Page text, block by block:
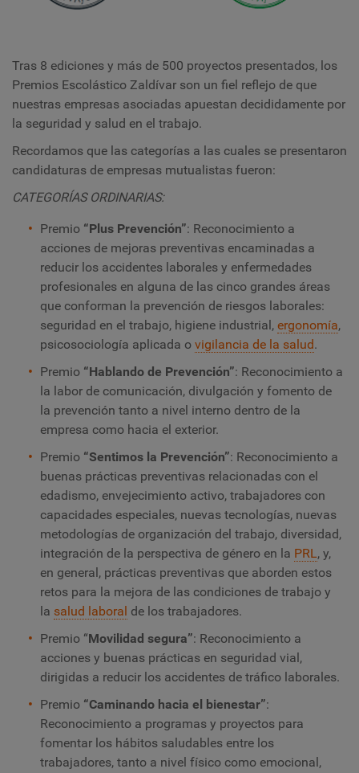
Tras 8 ediciones y más de 500 proyectos presentados, los
Premios Escolástico Zaldívar son un fiel reflejo de que
nuestras empresas asociadas apuestan decididamente por
la seguridad y salud en el trabajo.
Recordamos que las categorías a las cuales se presentaron
candidaturas de empresas mutualistas fueron:
CATEGORÍAS ORDINARIAS:
Premio “Plus Prevención”: Reconocimiento a
acciones de mejoras preventivas encaminadas a
reducir los accidentes laborales y enfermedades
profesionales en alguna de las cinco grandes áreas
que conforman la prevención de riesgos laborales:
seguridad en el trabajo, higiene industrial, ergonomía,
psicosociología aplicada o vigilancia de la salud.
Premio “Hablando de Prevención”: Reconocimiento a
la labor de comunicación, divulgación y fomento de
la prevención tanto a nivel interno dentro de la
empresa como hacia el exterior.
Premio “Sentimos la Prevención”: Reconocimiento a
buenas prácticas preventivas relacionadas con el
edadismo, envejecimiento activo, trabajadores con
capacidades especiales, nuevas tecnologías, nuevas
metodologías de organización del trabajo, diversidad,
integración de la perspectiva de género en la PRL, y,
en general, prácticas preventivas que aborden estos
retos para la mejora de las condiciones de trabajo y
la salud laboral de los trabajadores.
Premio “Movilidad segura”: Reconocimiento a
acciones y buenas prácticas en seguridad vial,
dirigidas a reducir los accidentes de tráfico laborales.
Premio “Caminando hacia el bienestar”:
Reconocimiento a programas y proyectos para
fomentar los hábitos saludables entre los
trabajadores, tanto a nivel físico como emocional,